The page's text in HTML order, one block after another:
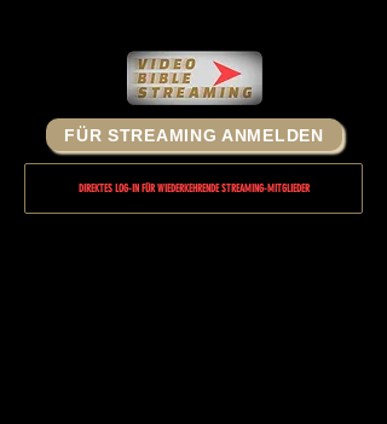
FÜR STREAMING ANMELDEN
DIREKTES LOG-IN FÜR WIEDERKEHRENDE STREAMING-MITGLIEDER